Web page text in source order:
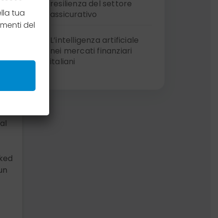
resilienza del settore
assicurativo
L’intelligenza artificiale
nei mercati finanziari
italiani
tua
del